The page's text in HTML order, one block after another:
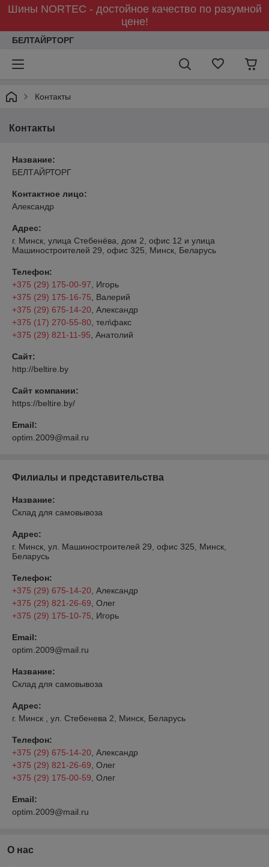
Шины NORTEC - достойное качество по разумной
цене!
БЕЛТАЙРТОРГ
Контакты
Контакты
Название:
БЕЛТАЙРТОРГ
Контактное лицо:
Александр
Адрес:
г. Минск, улица Стебенёва, дом 2, офис 12 и улица
Машиностроителей 29, офис 325, Минск, Беларусь
Телефон:
+375 (29) 175-00-97 , Игорь
+375 (29) 175-16-75 , Валерий
+375 (29) 675-14-20 , Александр
+375 (17) 270-55-80 , тел\факс
+375 (29) 821-11-95 , Анатолий
Сайт:
http://beltire.by
Сайт компании:
https://beltire.by/
Email:
optim.2009@mail.ru
Филиалы и представительства
Название:
Склад для самовывоза
Адрес:
г. Минск, ул. Машиностроителей 29, офис 325, Минск,
Беларусь
Телефон:
+375 (29) 675-14-20 , Александр
+375 (29) 821-26-69 , Олег
+375 (29) 175-10-75 , Игорь
Email:
optim.2009@mail.ru
Название:
Склад для самовывоза
Адрес:
г. Минск , ул. Стебенева 2, Минск, Беларусь
Телефон:
+375 (29) 675-14-20 , Александр
+375 (29) 821-26-69 , Олег
+375 (29) 175-00-59 , Олег
Email:
optim.2009@mail.ru
О нас